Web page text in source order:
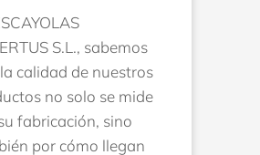
S.L., sabemos
calidad de nuestros
no solo se mide
fabricación, sino
por cómo llegan